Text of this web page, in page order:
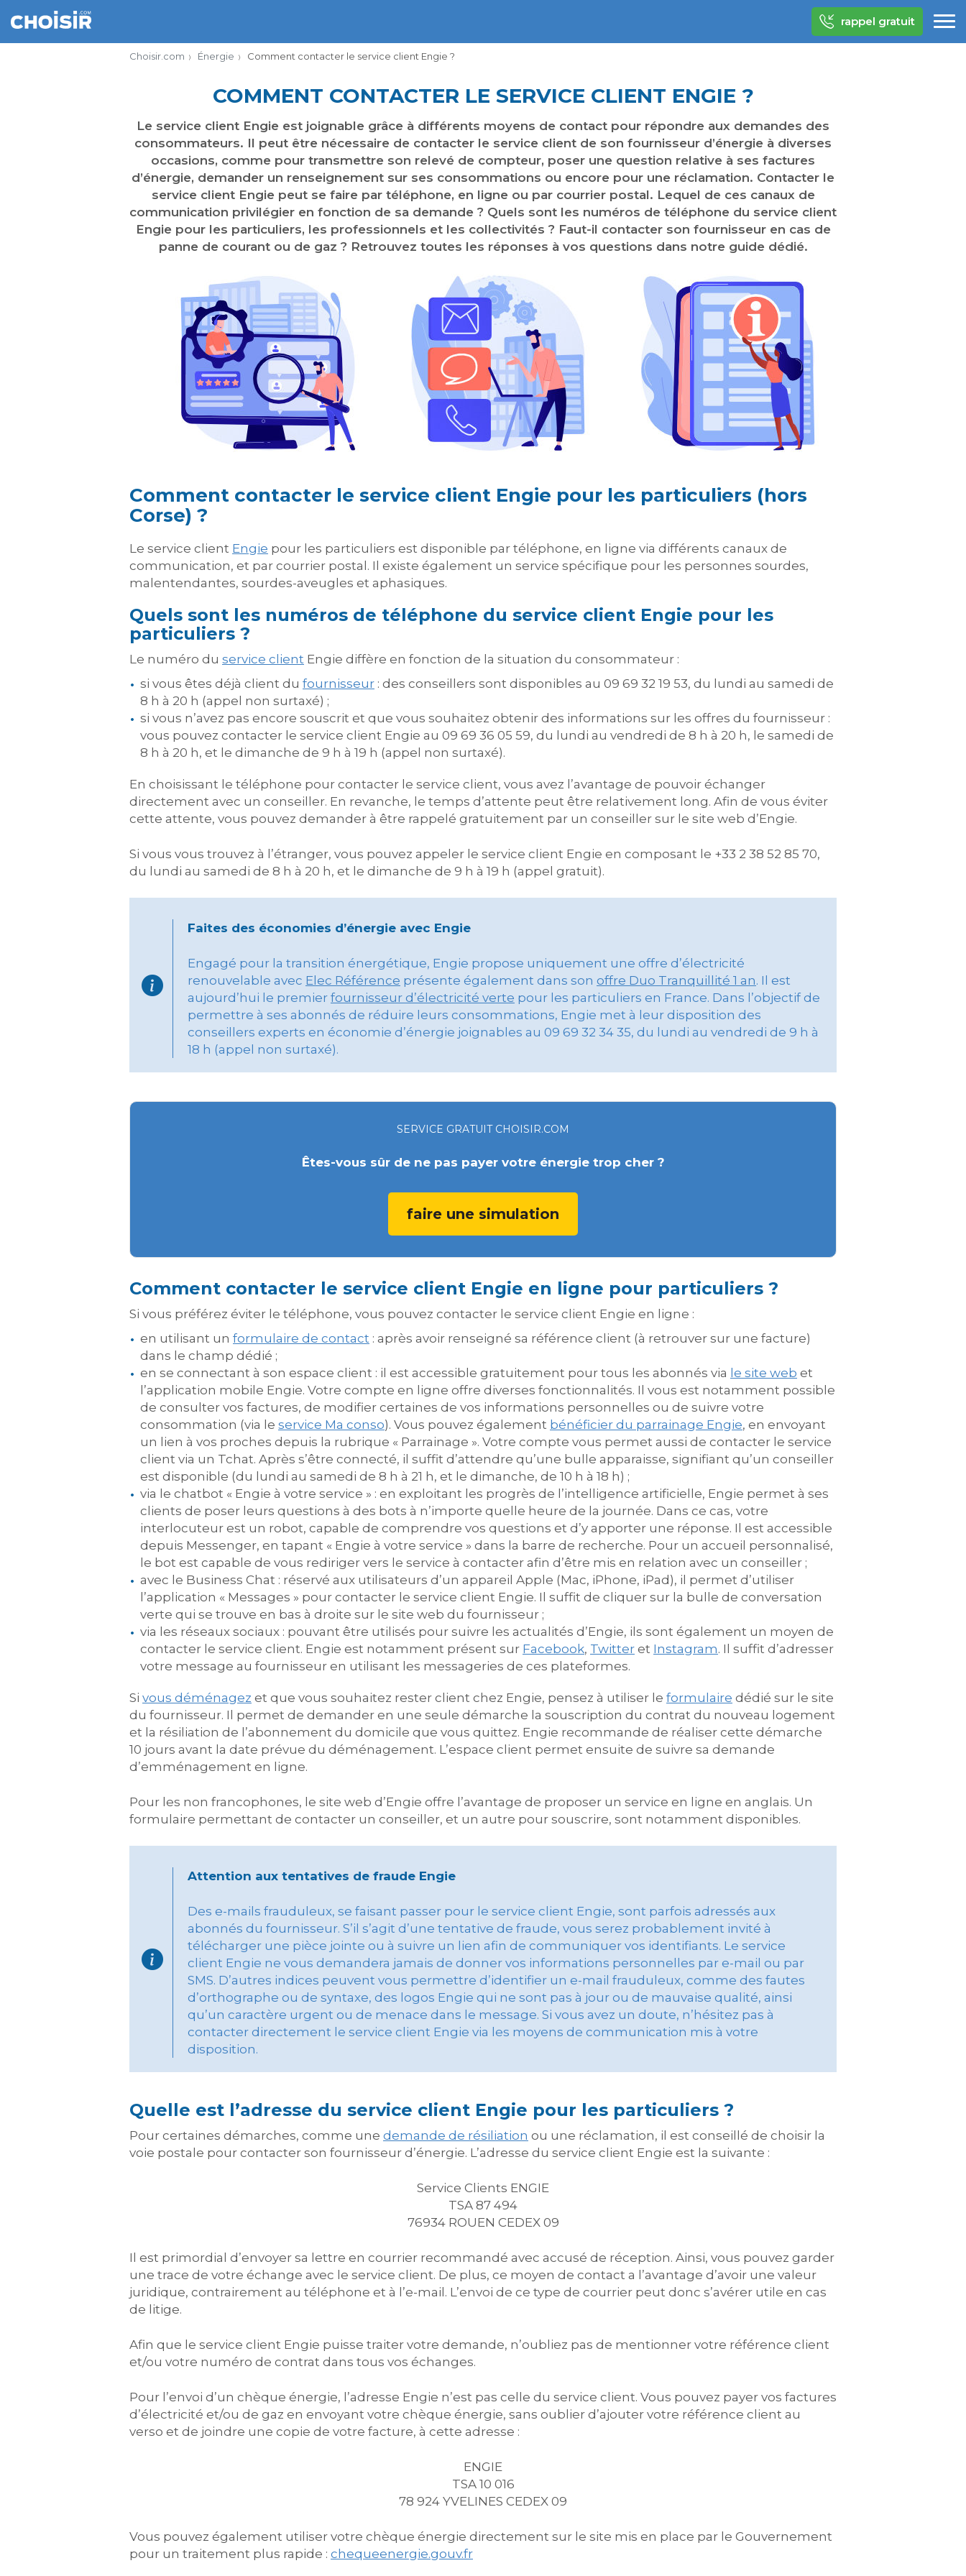
rappel gratuit
Choisir.com Énergie Comment contacter le service client Engie ?
COMMENT CONTACTER LE SERVICE CLIENT ENGIE ?
Le service client Engie est joignable grâce à différents moyens de contact pour répondre aux demandes des
consommateurs. Il peut être nécessaire de contacter le service client de son fournisseur d’énergie à diverses
occasions, comme pour transmettre son relevé de compteur, poser une question relative à ses factures
d’énergie, demander un renseignement sur ses consommations ou encore pour une réclamation. Contacter le
service client Engie peut se faire par téléphone, en ligne ou par courrier postal. Lequel de ces canaux de
communication privilégier en fonction de sa demande ? Quels sont les numéros de téléphone du service client
Engie pour les particuliers, les professionnels et les collectivités ? Faut-il contacter son fournisseur en cas de
panne de courant ou de gaz ? Retrouvez toutes les réponses à vos questions dans notre guide dédié.
Comment contacter le service client Engie pour les particuliers (hors
Corse) ?
Le service client Engie pour les particuliers est disponible par téléphone, en ligne via différents canaux de
communication, et par courrier postal. Il existe également un service spécifique pour les personnes sourdes,
malentendantes, sourdes-aveugles et aphasiques.
Quels sont les numéros de téléphone du service client Engie pour les
particuliers ?
Le numéro du service client Engie diffère en fonction de la situation du consommateur :
si vous êtes déjà client du fournisseur : des conseillers sont disponibles au 09 69 32 19 53, du lundi au samedi de
8 h à 20 h (appel non surtaxé) ;
si vous n’avez pas encore souscrit et que vous souhaitez obtenir des informations sur les offres du fournisseur :
vous pouvez contacter le service client Engie au 09 69 36 05 59, du lundi au vendredi de 8 h à 20 h, le samedi de
8 h à 20 h, et le dimanche de 9 h à 19 h (appel non surtaxé).
En choisissant le téléphone pour contacter le service client, vous avez l’avantage de pouvoir échanger
directement avec un conseiller. En revanche, le temps d’attente peut être relativement long. Afin de vous éviter
cette attente, vous pouvez demander à être rappelé gratuitement par un conseiller sur le site web d’Engie.
Si vous vous trouvez à l’étranger, vous pouvez appeler le service client Engie en composant le +33 2 38 52 85 70,
du lundi au samedi de 8 h à 20 h, et le dimanche de 9 h à 19 h (appel gratuit).
Faites des économies d’énergie avec Engie
Engagé pour la transition énergétique, Engie propose uniquement une offre d’électricité
renouvelable avec Elec Référence présente également dans son offre Duo Tranquillité 1 an. Il est
aujourd’hui le premier fournisseur d’électricité verte pour les particuliers en France. Dans l’objectif de
permettre à ses abonnés de réduire leurs consommations, Engie met à leur disposition des
conseillers experts en économie d’énergie joignables au 09 69 32 34 35, du lundi au vendredi de 9 h à
18 h (appel non surtaxé).
SERVICE GRATUIT CHOISIR.COM
Êtes-vous sûr de ne pas payer votre énergie trop cher ?
faire une simulation
Comment contacter le service client Engie en ligne pour particuliers ?
Si vous préférez éviter le téléphone, vous pouvez contacter le service client Engie en ligne :
en utilisant un formulaire de contact : après avoir renseigné sa référence client (à retrouver sur une facture)
dans le champ dédié ;
en se connectant à son espace client : il est accessible gratuitement pour tous les abonnés via le site web et
l’application mobile Engie. Votre compte en ligne offre diverses fonctionnalités. Il vous est notamment possible
de consulter vos factures, de modifier certaines de vos informations personnelles ou de suivre votre
consommation (via le service Ma conso). Vous pouvez également bénéficier du parrainage Engie, en envoyant
un lien à vos proches depuis la rubrique « Parrainage ». Votre compte vous permet aussi de contacter le service
client via un Tchat. Après s’être connecté, il suffit d’attendre qu’une bulle apparaisse, signifiant qu’un conseiller
est disponible (du lundi au samedi de 8 h à 21 h, et le dimanche, de 10 h à 18 h) ;
via le chatbot « Engie à votre service » : en exploitant les progrès de l’intelligence artificielle, Engie permet à ses
clients de poser leurs questions à des bots à n’importe quelle heure de la journée. Dans ce cas, votre
interlocuteur est un robot, capable de comprendre vos questions et d’y apporter une réponse. Il est accessible
depuis Messenger, en tapant « Engie à votre service » dans la barre de recherche. Pour un accueil personnalisé,
le bot est capable de vous rediriger vers le service à contacter afin d’être mis en relation avec un conseiller ;
avec le Business Chat : réservé aux utilisateurs d’un appareil Apple (Mac, iPhone, iPad), il permet d’utiliser
l’application « Messages » pour contacter le service client Engie. Il suffit de cliquer sur la bulle de conversation
verte qui se trouve en bas à droite sur le site web du fournisseur ;
via les réseaux sociaux : pouvant être utilisés pour suivre les actualités d’Engie, ils sont également un moyen de
contacter le service client. Engie est notamment présent sur Facebook, Twitter et Instagram. Il suffit d’adresser
votre message au fournisseur en utilisant les messageries de ces plateformes.
Si vous déménagez et que vous souhaitez rester client chez Engie, pensez à utiliser le formulaire dédié sur le site
du fournisseur. Il permet de demander en une seule démarche la souscription du contrat du nouveau logement
et la résiliation de l’abonnement du domicile que vous quittez. Engie recommande de réaliser cette démarche
10 jours avant la date prévue du déménagement. L’espace client permet ensuite de suivre sa demande
d’emménagement en ligne.
Pour les non francophones, le site web d’Engie offre l’avantage de proposer un service en ligne en anglais. Un
formulaire permettant de contacter un conseiller, et un autre pour souscrire, sont notamment disponibles.
Attention aux tentatives de fraude Engie
Des e-mails frauduleux, se faisant passer pour le service client Engie, sont parfois adressés aux
abonnés du fournisseur. S’il s’agit d’une tentative de fraude, vous serez probablement invité à
télécharger une pièce jointe ou à suivre un lien afin de communiquer vos identifiants. Le service
client Engie ne vous demandera jamais de donner vos informations personnelles par e-mail ou par
SMS. D’autres indices peuvent vous permettre d’identifier un e-mail frauduleux, comme des fautes
d’orthographe ou de syntaxe, des logos Engie qui ne sont pas à jour ou de mauvaise qualité, ainsi
qu’un caractère urgent ou de menace dans le message. Si vous avez un doute, n’hésitez pas à
contacter directement le service client Engie via les moyens de communication mis à votre
disposition.
Quelle est l’adresse du service client Engie pour les particuliers ?
Pour certaines démarches, comme une demande de résiliation ou une réclamation, il est conseillé de choisir la
voie postale pour contacter son fournisseur d’énergie. L’adresse du service client Engie est la suivante :
Service Clients ENGIE
TSA 87 494
76934 ROUEN CEDEX 09
Il est primordial d’envoyer sa lettre en courrier recommandé avec accusé de réception. Ainsi, vous pouvez garder
une trace de votre échange avec le service client. De plus, ce moyen de contact a l’avantage d’avoir une valeur
juridique, contrairement au téléphone et à l’e-mail. L’envoi de ce type de courrier peut donc s’avérer utile en cas
de litige.
Afin que le service client Engie puisse traiter votre demande, n’oubliez pas de mentionner votre référence client
et/ou votre numéro de contrat dans tous vos échanges.
Pour l’envoi d’un chèque énergie, l’adresse Engie n’est pas celle du service client. Vous pouvez payer vos factures
d’électricité et/ou de gaz en envoyant votre chèque énergie, sans oublier d’ajouter votre référence client au
verso et de joindre une copie de votre facture, à cette adresse :
ENGIE
TSA 10 016
78 924 YVELINES CEDEX 09
Vous pouvez également utiliser votre chèque énergie directement sur le site mis en place par le Gouvernement
pour un traitement plus rapide : chequeenergie.gouv.fr